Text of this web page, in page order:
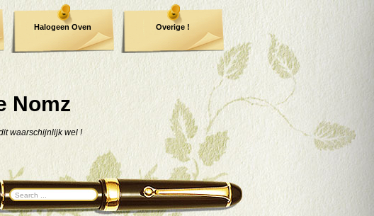
Nomz
waarschijnlijk wel !
Halogeen Oven Overige !